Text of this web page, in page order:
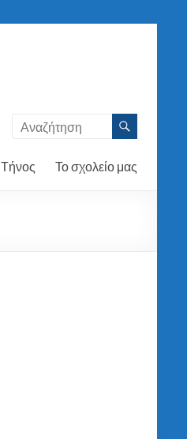
Τήνος Το σχολείο μας